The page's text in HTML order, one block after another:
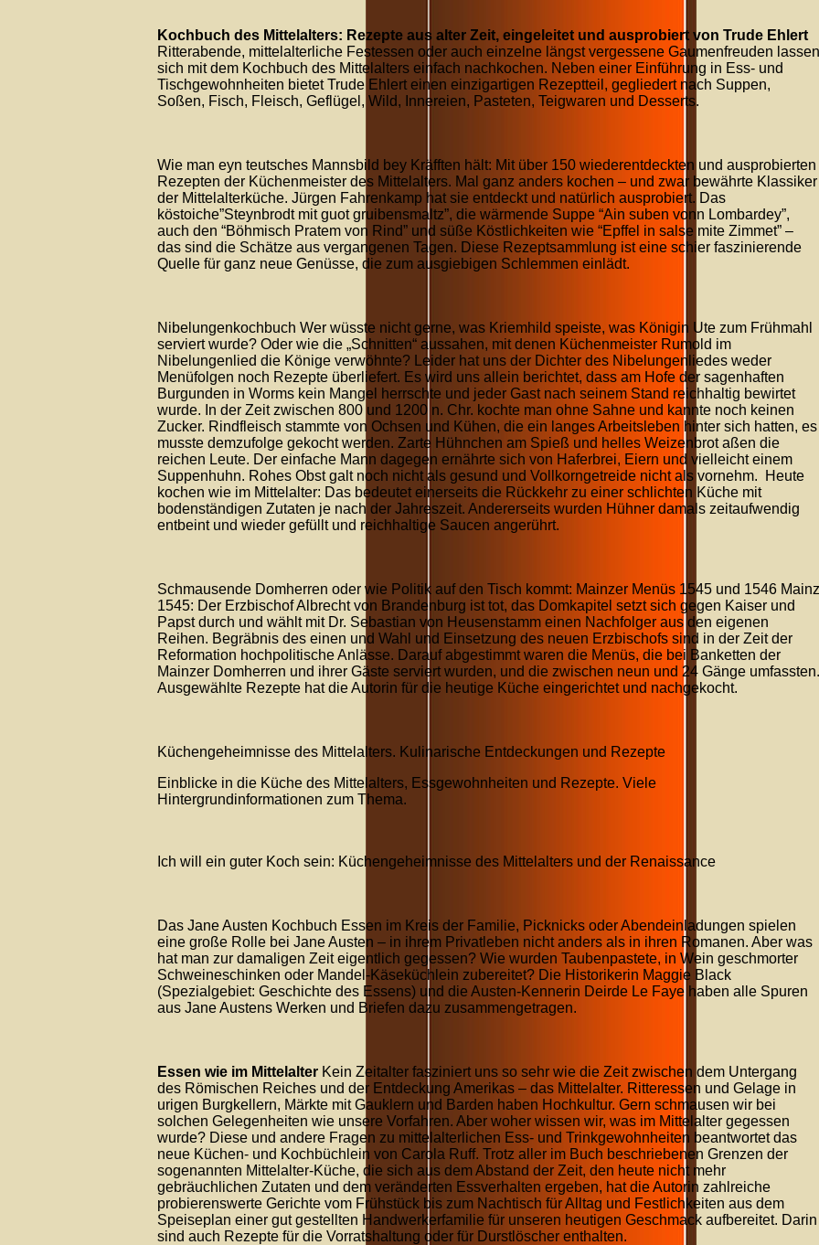
Kochbuch des Mittelalters: Rezepte aus alter Zeit, eingeleitet und ausprobiert von Trude Ehlert
Ritterabende, mittelalterliche Festessen oder auch einzelne längst vergessene Gaumenfreuden lassen
sich mit dem Kochbuch des Mittelalters einfach nachkochen. Neben einer Einführung in Ess- und
Tischgewohnheiten bietet Trude Ehlert einen einzigartigen Rezeptteil, gegliedert nach Suppen,
Soßen, Fisch, Fleisch, Geflügel, Wild, Innereien, Pasteten, Teigwaren und Desserts.
Wie man eyn teutsches Mannsbild bey Kräfften hält: Mit über 150 wiederentdeckten und ausprobierten
Rezepten der Küchenmeister des Mittelalters. Mal ganz anders kochen – und zwar bewährte Klassiker
der Mittelalterküche. Jürgen Fahrenkamp hat sie entdeckt und natürlich ausprobiert. Das
köstoiche”Steynbrodt mit guot gruibensmaltz”, die wärmende Suppe “Ain suben vonn Lombardey”,
auch den “Böhmisch Pratem von Rind” und süße Köstlichkeiten wie “Epffel in salse mite Zimmet” –
das sind die Schätze aus vergangenen Tagen. Diese Rezeptsammlung ist eine schier faszinierende
Quelle für ganz neue Genüsse, die zum ausgiebigen Schlemmen einlädt.
Nibelungenkochbuch Wer wüsste nicht gerne, was Kriemhild speiste, was Königin Ute zum Frühmahl
serviert wurde? Oder wie die „Schnitten“ aussahen, mit denen Küchenmeister Rumold im
Nibelungenlied die Könige verwöhnte? Leider hat uns der Dichter des Nibelungenliedes weder
Menüfolgen noch Rezepte überliefert. Es wird uns allein berichtet, dass am Hofe der sagenhaften
Burgunden in Worms kein Mangel herrschte und jeder Gast nach seinem Stand reichhaltig bewirtet
wurde. In der Zeit zwischen 800 und 1200 n. Chr. kochte man ohne Sahne und kannte noch keinen
Zucker. Rindfleisch stammte von Ochsen und Kühen, die ein langes Arbeitsleben hinter sich hatten, es
musste demzufolge gekocht werden. Zarte Hühnchen am Spieß und helles Weizenbrot aßen die
reichen Leute. Der einfache Mann dagegen ernährte sich von Haferbrei, Eiern und vielleicht einem
Suppenhuhn. Rohes Obst galt noch nicht als gesund und Vollkorngetreide nicht als vornehm. Heute
kochen wie im Mittelalter: Das bedeutet einerseits die Rückkehr zu einer schlichten Küche mit
bodenständigen Zutaten je nach der Jahreszeit. Andererseits wurden Hühner damals zeitaufwendig
entbeint und wieder gefüllt und reichhaltige Saucen angerührt.
Schmausende Domherren oder wie Politik auf den Tisch kommt: Mainzer Menüs 1545 und 1546 Mainz
1545: Der Erzbischof Albrecht von Brandenburg ist tot, das Domkapitel setzt sich gegen Kaiser und
Papst durch und wählt mit Dr. Sebastian von Heusenstamm einen Nachfolger aus den eigenen
Reihen. Begräbnis des einen und Wahl und Einsetzung des neuen Erzbischofs sind in der Zeit der
Reformation hochpolitische Anlässe. Darauf abgestimmt waren die Menüs, die bei Banketten der
Mainzer Domherren und ihrer Gäste serviert wurden, und die zwischen neun und 24 Gänge umfassten.
Ausgewählte Rezepte hat die Autorin für die heutige Küche eingerichtet und nachgekocht.
Küchengeheimnisse des Mittelalters. Kulinarische Entdeckungen und Rezepte
Einblicke in die Küche des Mittelalters, Essgewohnheiten und Rezepte. Viele
Hintergrundinformationen zum Thema.
Ich will ein guter Koch sein: Küchengeheimnisse des Mittelalters und der Renaissance
Das Jane Austen Kochbuch Essen im Kreis der Familie, Picknicks oder Abendeinladungen spielen
eine große Rolle bei Jane Austen – in ihrem Privatleben nicht anders als in ihren Romanen. Aber was
hat man zur damaligen Zeit eigentlich gegessen? Wie wurden Taubenpastete, in Wein geschmorter
Schweineschinken oder Mandel-Käseküchlein zubereitet? Die Historikerin Maggie Black
(Spezialgebiet: Geschichte des Essens) und die Austen-Kennerin Deirde Le Faye haben alle Spuren
aus Jane Austens Werken und Briefen dazu zusammengetragen.
Essen wie im Mittelalter Kein Zeitalter fasziniert uns so sehr wie die Zeit zwischen dem Untergang
des Römischen Reiches und der Entdeckung Amerikas – das Mittelalter. Ritteressen und Gelage in
urigen Burgkellern, Märkte mit Gauklern und Barden haben Hochkultur. Gern schmausen wir bei
solchen Gelegenheiten wie unsere Vorfahren. Aber woher wissen wir, was im Mittelalter gegessen
wurde? Diese und andere Fragen zu mittelalterlichen Ess- und Trinkgewohnheiten beantwortet das
neue Küchen- und Kochbüchlein von Carola Ruff. Trotz aller im Buch beschriebenen Grenzen der
sogenannten Mittelalter-Küche, die sich aus dem Abstand der Zeit, den heute nicht mehr
gebräuchlichen Zutaten und dem veränderten Essverhalten ergeben, hat die Autorin zahlreiche
probierenswerte Gerichte vom Frühstück bis zum Nachtisch für Alltag und Festlichkeiten aus dem
Speiseplan einer gut gestellten Handwerkerfamilie für unseren heutigen Geschmack aufbereitet. Darin
sind auch Rezepte für die Vorratshaltung oder für Durstlöscher enthalten.